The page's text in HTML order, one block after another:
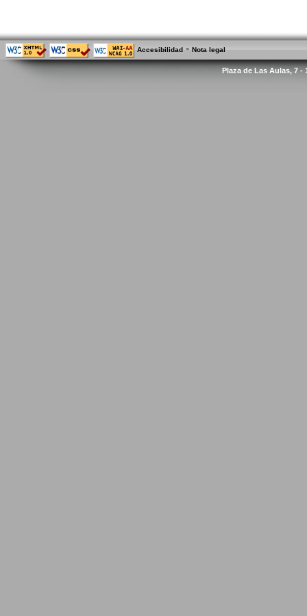
Accesibilidad - Nota legal
Plaza de Las Aulas, 7 -